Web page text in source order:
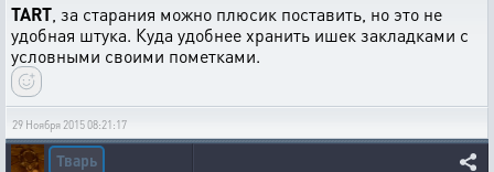
TART , за старания можно плюсик поставить, но это не
удобная штука. Куда удобнее хранить ишек закладками с
условными своими пометками.
29 Ноября 2015 08:21:17
Тварь